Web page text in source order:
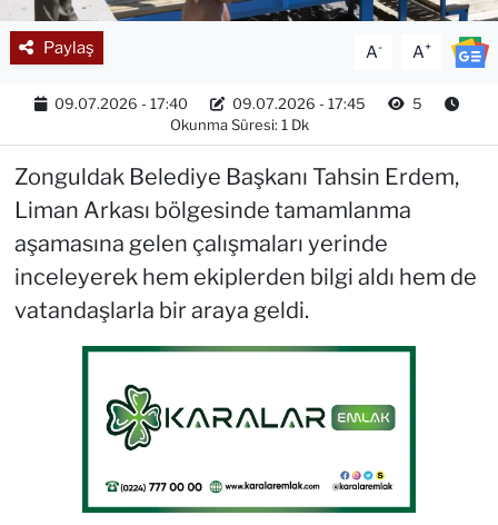
Paylaş A- A+
09.07.2026 - 17:40 09.07.2026 - 17:45
5
Okunma Süresi: 1 Dk
Zonguldak Belediye Başkanı Tahsin Erdem,
Liman Arkası bölgesinde tamamlanma
aşamasına gelen çalışmaları yerinde
inceleyerek hem ekiplerden bilgi aldı hem de
vatandaşlarla bir araya geldi.